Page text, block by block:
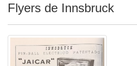
Flyers de Innsbruck